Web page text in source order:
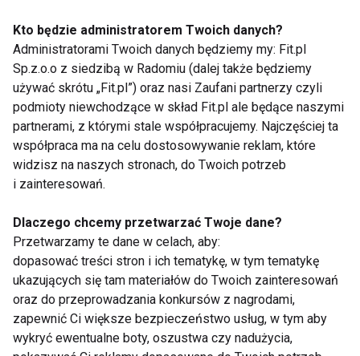
Reebok Courtee Mid –
niepokornie grejpfrutowo
Nowa kolekcja Gwinnera
Kto będzie administratorem Twoich danych?
Administratorami Twoich danych będziemy my: Fit.pl
Sp.z.o.o z siedzibą w Radomiu (dalej także będziemy
używać skrótu „Fit.pl”) oraz nasi Zaufani partnerzy czyli
podmioty niewchodzące w skład Fit.pl ale będące naszymi
partnerami, z którymi stale współpracujemy. Najczęściej ta
współpraca ma na celu dostosowywanie reklam, które
widzisz na naszych stronach, do Twoich potrzeb
i zainteresowań.
Dlaczego chcemy przetwarzać Twoje dane?
Przetwarzamy te dane w celach, aby:
dopasować treści stron i ich tematykę, w tym tematykę
ukazujących się tam materiałów do Twoich zainteresowań
oraz do przeprowadzania konkursów z nagrodami,
zapewnić Ci większe bezpieczeństwo usług, w tym aby
wykryć ewentualne boty, oszustwa czy nadużycia,